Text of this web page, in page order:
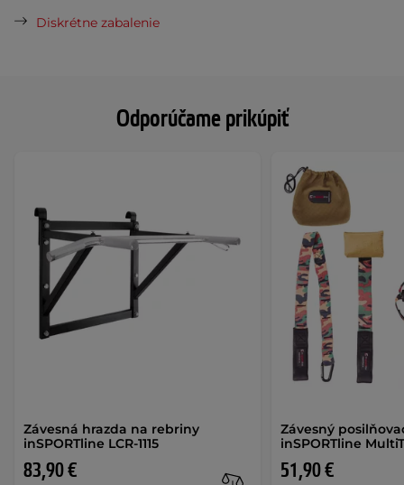
Odporúčame prikúpiť
Závesná hrazda na rebriny
inSPORTline LCR-1115
83,90 €
Závesný
inSPORTline
51,90 €
Diskrétne zabalenie